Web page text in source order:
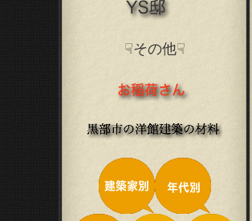
☟その他☟